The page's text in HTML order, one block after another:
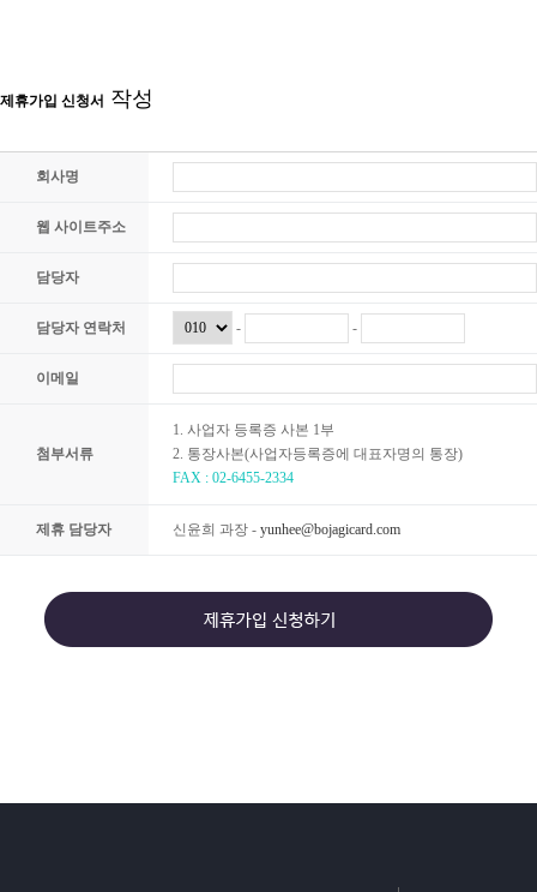
제휴가입 신청서 작성
회사명
웹 사이트주소
담당자
담당자 연락처 - -
이메일
첨부서류
1. 사업자 등록증 사본 1부
2. 통장사본(사업자등록증에 대표자명의 통장)
FAX : 02-6455-2334
제휴 담당자 신윤희 과장 - yunhee@bojagicard.com